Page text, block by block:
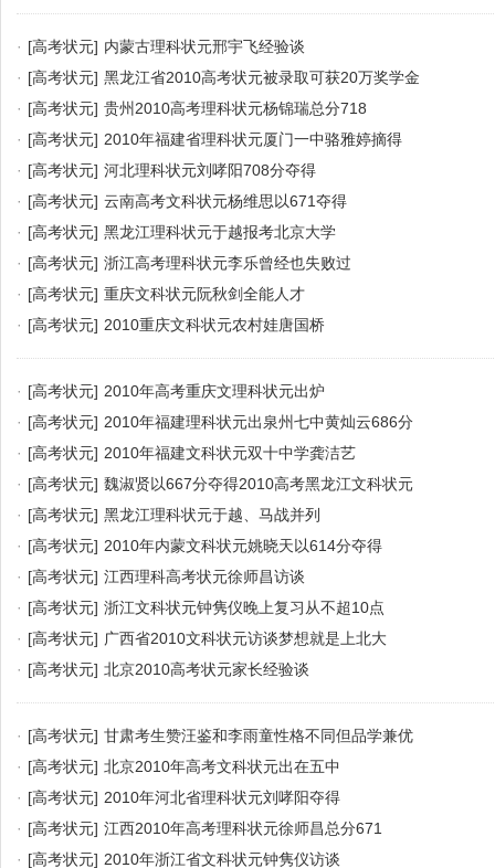
· [高考状元] 内蒙古理科状元邢宇飞经验谈
· [高考状元] 黑龙江省2010高考状元被录取可获20万奖学金
· [高考状元] 贵州2010高考理科状元杨锦瑞总分718
· [高考状元] 2010年福建省理科状元厦门一中骆雅婷摘得
· [高考状元] 河北理科状元刘哮阳708分夺得
· [高考状元] 云南高考文科状元杨维思以671夺得
· [高考状元] 黑龙江理科状元于越报考北京大学
· [高考状元] 浙江高考理科状元李乐曾经也失败过
· [高考状元] 重庆文科状元阮秋剑全能人才
· [高考状元] 2010重庆文科状元农村娃唐国桥
· [高考状元] 2010年高考重庆文理科状元出炉
· [高考状元] 2010年福建理科状元出泉州七中黄灿云686分
· [高考状元] 2010年福建文科状元双十中学龚洁艺
· [高考状元] 魏淑贤以667分夺得2010高考黑龙江文科状元
· [高考状元] 黑龙江理科状元于越、马战并列
· [高考状元] 2010年内蒙文科状元姚晓天以614分夺得
· [高考状元] 江西理科高考状元徐师昌访谈
· [高考状元] 浙江文科状元钟隽仪晚上复习从不超10点
· [高考状元] 广西省2010文科状元访谈梦想就是上北大
· [高考状元] 北京2010高考状元家长经验谈
· [高考状元] 甘肃考生赞汪鉴和李雨童性格不同但品学兼优
· [高考状元] 北京2010年高考文科状元出在五中
· [高考状元] 2010年河北省理科状元刘哮阳夺得
· [高考状元] 江西2010年高考理科状元徐师昌总分671
· [高考状元] 2010年浙江省文科状元钟隽仪访谈